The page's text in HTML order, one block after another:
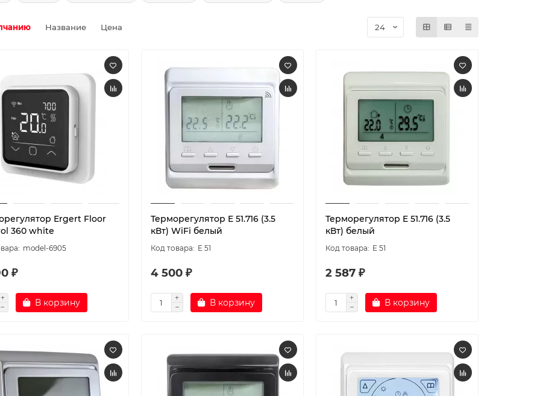
Название Цена
Ergert Floor
360 white
model-6905
₽
В корзину
Терморегулятор E 51.716 (3.5
кВт) WiFi белый
E 51
4 500 ₽
В корзину
Терморегулятор E 51.716 (3.5
кВт) белый
E 51
2 587 ₽
В корзину